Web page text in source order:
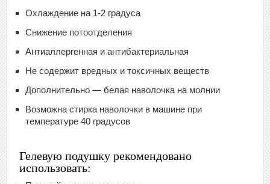
Охлаждение на 1-2 градуса
Снижение потоотделения
Антиаллергенная и антибактериальная
Не содержит вредных и токсичных веществ
Дополнительно — белая наволочка на молнии
Возможна стирка наволочки в машине при
температуре 40 градусов
Гелевую подушку рекомендовано
использовать: